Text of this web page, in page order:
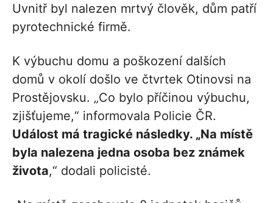
Uvnitř byl nalezen mrtvý člověk, dům patří
pyrotechnické firmě.
K výbuchu domu a poškození dalších
domů v okolí došlo ve čtvrtek Otinovsi na
Prostějovsku. „Co bylo příčinou výbuchu,
zjišťujeme,“ informovala Policie ČR.
Událost má tragické následky. „Na místě
byla nalezena jedna osoba bez známek
života,“ dodali policisté.